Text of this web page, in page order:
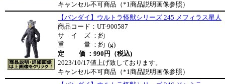
キャンセル不可商品（*1商品説明画像参照）
【バンダイ】ウルトラ怪獣シリーズ 245 メフィラス星人
商品コード：UT-900587
サ イ ズ ：約
重 量 ：約 (g)
定 価 ：990円（税込)
2023/10/17値上げ致しております。
キャンセル不可商品（*1商品説明画像参照）